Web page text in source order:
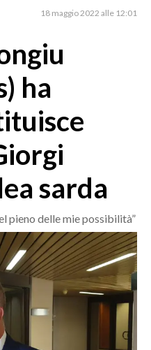
18 maggio 2022 alle 12:01
ha
sarda
pieno delle mie possibilità”